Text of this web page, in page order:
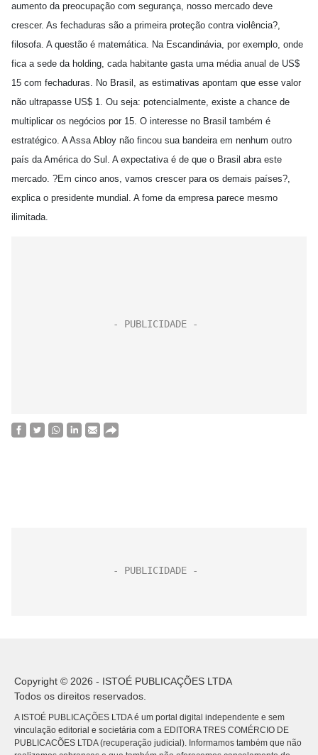
aumento da preocupação com segurança, nosso mercado deve
crescer. As fechaduras são a primeira proteção contra violência?,
filosofa. A questão é matemática. Na Escandinávia, por exemplo, onde
fica a sede da holding, cada habitante gasta uma média anual de US$
15 com fechaduras. No Brasil, as estimativas apontam que esse valor
não ultrapasse US$ 1. Ou seja: potencialmente, existe a chance de
multiplicar os negócios por 15. O interesse no Brasil também é
estratégico. A Assa Abloy não fincou sua bandeira em nenhum outro
país da América do Sul. A expectativa é de que o Brasil abra este
mercado. ?Em cinco anos, vamos crescer para os demais países?,
explica o presidente mundial. A fome da empresa parece mesmo
ilimitada.
Copyright © 2026 - ISTOÉ PUBLICAÇÕES LTDA
Todos os direitos reservados.
A ISTOÉ PUBLICAÇÕES LTDA é um portal digital independente e sem
vinculação editorial e societária com a EDITORA TRES COMÉRCIO DE
PUBLICACÕES LTDA (recuperação judicial). Informamos também que não